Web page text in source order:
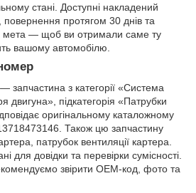
стані. Доступні накладений
протягом 30 днів та
мета — щоб ви отримали саме ту
вашому автомобілю.
— запчастина з категорії «Система
двигуна», підкатегорія «Патрубки
оригінальному каталожному
Також цю запчастину
патрубок вентиляції картера.
для довідки та перевірки сумісності.
звірити OEM-код, фото та